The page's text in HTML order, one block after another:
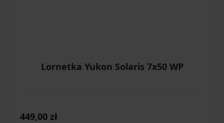
Lornetka Yukon Solaris 7x50 WP
449,00 zł